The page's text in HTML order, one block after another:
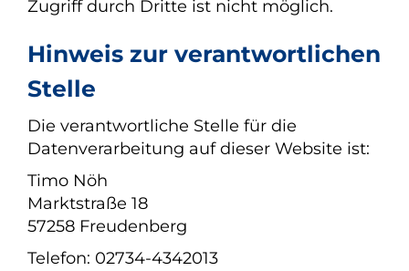
Zugriff durch Dritte ist nicht möglich.
Hinweis zur verantwortlichen
Stelle
Die verantwortliche Stelle für die
Datenverarbeitung auf dieser Website ist:
Timo Nöh
Marktstraße 18
57258 Freudenberg
Telefon: 02734-4342013